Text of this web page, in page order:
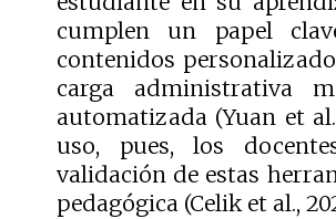
cumplen un papel
contenidos
carga administrativa
automatizada (Yuan et
uso, pues, los
validación de estas
pedagógica (Celik et al.,